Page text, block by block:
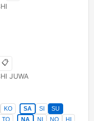
📋
JUWA
KO SA SI
SU
TO NA NI NO
HI